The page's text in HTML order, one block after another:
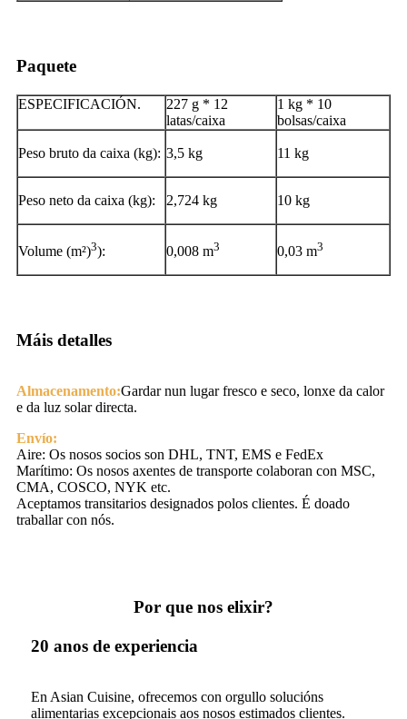
Paquete
ESPECIFICACIÓN.
227 g * 12
latas/caixa
1 kg * 10
bolsas/caixa
Peso bruto da caixa (kg): 3,5 kg 11 kg
Peso neto da caixa (kg): 2,724 kg 10 kg
Volume (m²)3): 0,008 m3 0,03 m3
Máis detalles
Almacenamento:Gardar nun lugar fresco e seco, lonxe da calor
e da luz solar directa.
Envío:
Aire: Os nosos socios son DHL, TNT, EMS e FedEx
Marítimo: Os nosos axentes de transporte colaboran con MSC,
CMA, COSCO, NYK etc.
Aceptamos transitarios designados polos clientes. É doado
traballar con nós.
Por que nos elixir?
20 anos de experiencia
En Asian Cuisine, ofrecemos con orgullo solucións
alimentarias excepcionais aos nosos estimados clientes.